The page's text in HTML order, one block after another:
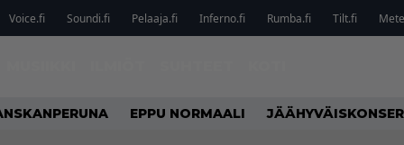
Voice.fi Soundi.fi Pelaaja.fi Inferno.fi Rumba.fi Tilt.fi
EPPU NORMAALI